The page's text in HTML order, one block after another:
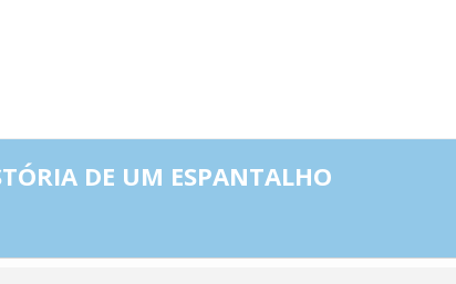
DE UM ESPANTALHO